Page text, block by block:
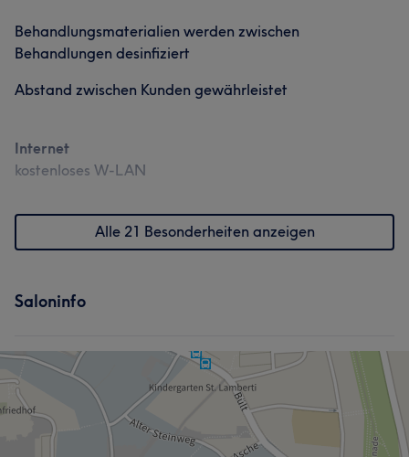
Behandlungsmaterialien werden zwischen
Behandlungen desinfiziert
Abstand zwischen Kunden gewährleistet
Internet
kostenloses W-LAN
Alle 21 Besonderheiten anzeigen
Saloninfo